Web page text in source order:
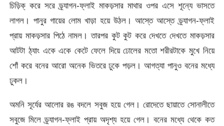
চিড়িক্ করে সরে ড্র্যাগন-ফ্লাই মাকড়সার মাথার ওপর এসে শূন্যে ভাসতে
লাগল। পানুর গায়ের লোম খাড়া হয়ে উঠল। আস্তে আস্তে ড্র্যাগন-ফ্লাই
প্রায় মাকড়সার পিঠে নামল। তারপর কুট কুট করে দেখতে দেখতে মাকড়সার
আটটা ঠ্যাং একে একে কেটে ফেলে দিয়ে ঢোলের মতো শরীরটাকে মুখে নিয়ে
শোঁ করে বনের আরো অনেক ভিতরে ঢুকে পড়ল। আগত্যা পানুও বনের মধ্যে
ঢুকল।
অমনি সূর্যের আলোর রঙ বদলে সবুজ হয়ে গেল। রোদেতে ছায়াতে সোনালীতে
সবুজে মিলে ড্র্যাগন-ফ্লাই প্রায় অদৃশ্য হয়ে গেল। বনের মধ্যে থেকে কত